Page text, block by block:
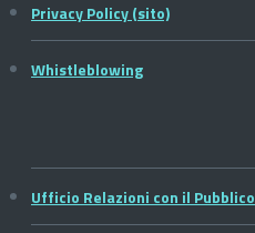
Privacy Policy (sito)
Whistleblowing
Ufficio Relazioni con il Pubblico